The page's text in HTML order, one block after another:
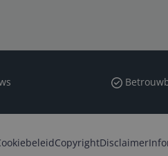
CopyrightDisclaimer